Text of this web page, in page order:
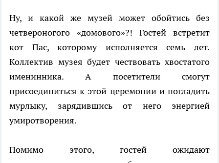
Ну, и какой же музей может обойтись без
четвероногого «домового»?! Гостей встретит
кот Пас, которому исполняется семь лет.
Коллектив музея будет чествовать хвостатого
именинника. А посетители смогут
присоединиться к этой церемонии и погладить
мурлыку, зарядившись от него энергией
умиротворения.
Помимо этого, гостей ожидают